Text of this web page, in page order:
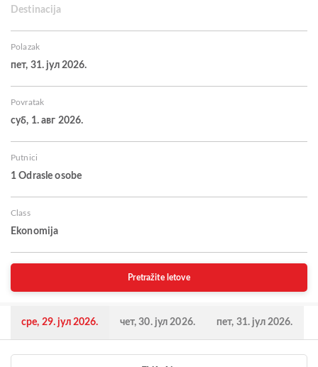
Destinacija
Polazak
пет, 31. јул 2026.
Povratak
суб, 1. авг 2026.
Putnici
1 Odrasle osobe
Class
Ekonomija
Pretražite letove
сре, 29. јул 2026. чет, 30. јул 2026. пет, 31. јул 2026.